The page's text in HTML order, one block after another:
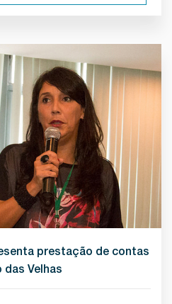
prestação de contas
das Velhas